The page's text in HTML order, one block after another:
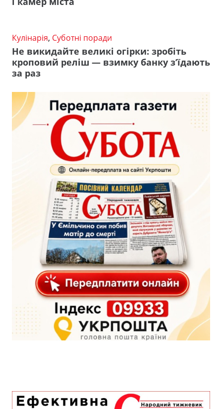
Кулінарія, Суботні поради
Не викидайте великі огірки: зробіть
кроповий реліш — взимку банку з’їдають
за раз